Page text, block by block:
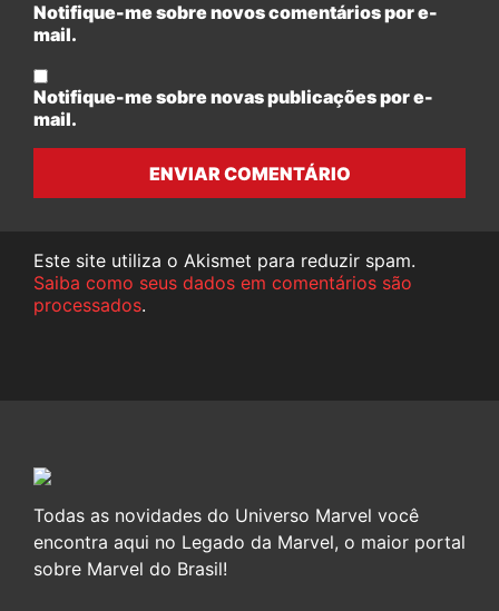
Notifique-me sobre novos comentários por e-
mail.
Notifique-me sobre novas publicações por e-
mail.
ENVIAR COMENTÁRIO
Este site utiliza o Akismet para reduzir spam.
Saiba como seus dados em comentários são
processados.
Todas as novidades do Universo Marvel você
encontra aqui no Legado da Marvel, o maior portal
sobre Marvel do Brasil!